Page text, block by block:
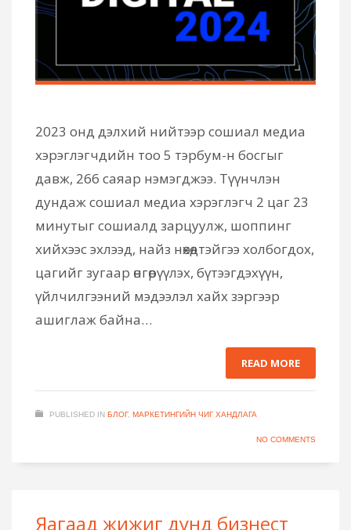
2023 онд дэлхий нийтээр сошиал медиа
хэрэглэгчдийн тоо 5 тэрбум-н босгыг
давж, 266 саяар нэмэгджээ. Түүнчлэн
дундаж сошиал медиа хэрэглэгч 2 цаг 23
минутыг сошиалд зарцуулж, шоппинг
хийхээс эхлээд, найз нөхөдтэйгээ холбогдох,
цагийг зугаар өнгөрүүлэх, бүтээгдэхүүн,
үйлчилгээний мэдээлэл хайх зэргээр
ашиглаж байна…
READ MORE
PUBLISHED IN БЛОГ, МАРКЕТИНГИЙН ЧИГ ХАНДЛАГА
NO COMMENTS
Яагаад жижиг дунд бизнест